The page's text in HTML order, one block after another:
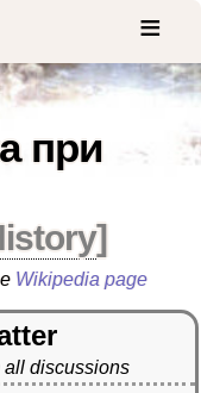
при
]
Wikipedia page
all discussions